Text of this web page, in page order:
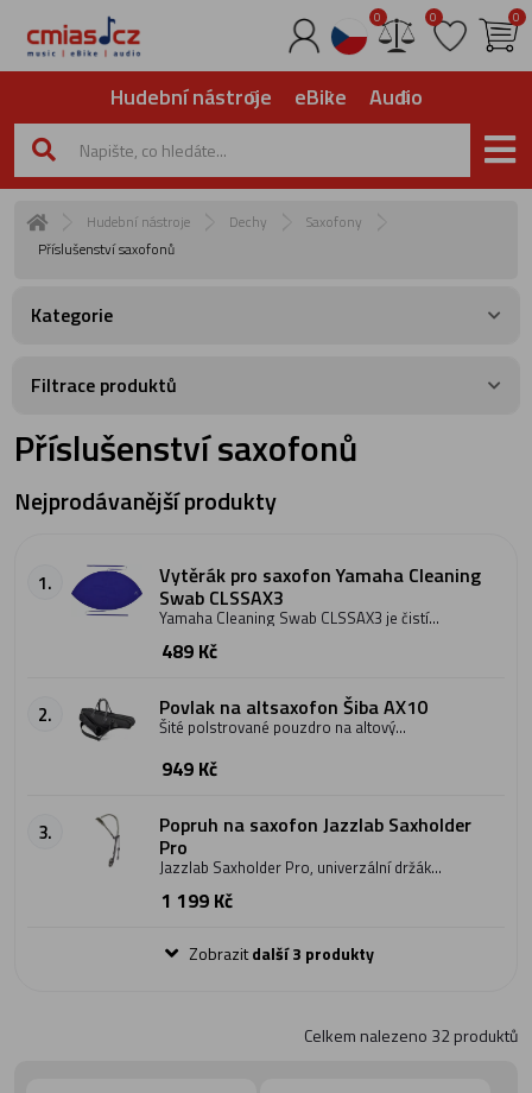
0 0 0
Hudební nástroje eBike Audio
Hudební nástroje Dechy
Saxofony
Příslušenství saxofonů
Kategorie
Filtrace produktů
Příslušenství saxofonů
Nejprodávanější produkty
1. Vytěrák pro saxofon Yamaha Cleaning
Swab CLSSAX3
Yamaha Cleaning Swab CLSSAX3 je čistící
vyroben z vysoce savého mikrovlákna,
dobré kondici. Rozměry vytěráku jsou 510
x 924 mm. Celková délka včetně tkanice
2200 mm. Vyrobeno v Japonsku.
489 Kč
2. Povlak na altsaxofon Šiba AX10
Šité polstrované pouzdro na altový
materiálu.Vhodné pro všechny typy
altsaxofonů, s popruhy na záda.
949 Kč
3. Popruh na saxofon Jazzlab Saxholder
Pro
Jazzlab Saxholder Pro, univerzální držák-
1 199 Kč
Zobrazitdalší 3 produkty
Celkem nalezeno 32produktů